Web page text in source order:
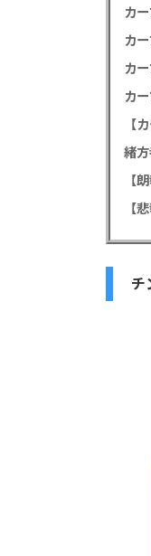
カ
カ
カ
【
緒
【
チ